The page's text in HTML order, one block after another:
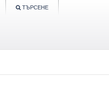
ТЪРСЕНЕ